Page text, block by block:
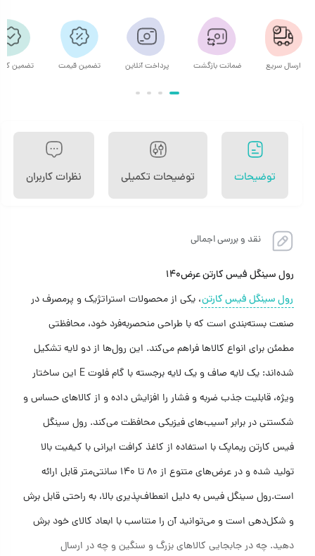
ارسال سریع ضمانت بازگشت پرداخت آنلاین تضمین قیمت تضمین
توضیحات توضیحات تکمیلی نظرات کاربران
نقد و بررسی اجمالی
رول سینگل فیس کارتن عرض۱۴۰
رول سینگل فیس کارتن، یکی از محصولات استراتژیک و پرمصرف در
صنعت بسته‌بندی است که با طراحی منحصربه‌فرد خود، محافظتی
مطمئن برای انواع کالاها فراهم می‌کند. این رول‌ها از دو لایه تشکیل
شده‌اند: یک لایه صاف و یک لایه برجسته با گام فلوت E این ساختار
ویژه، قابلیت جذب ضربه و فشار را افزایش داده و از کالاهای حساس و
شکستنی در برابر آسیب‌های فیزیکی محافظت می‌کند. رول سینگل
فیس کارتن ریماپک با استفاده از کاغذ کرافت ایرانی با کیفیت بالا
تولید شده و در عرض‌های متنوع از ۸۰ تا ۱۴۰ سانتی‌متر قابل ارائه
است.رول سینگل فیس به دلیل انعطاف‌پذیری بالا، به راحتی قابل برش
و شکل‌دهی است و می‌توانید آن را متناسب با ابعاد کالای خود برش
دهید. چه در جابجایی کالاهای بزرگ و سنگین و چه در ارسال